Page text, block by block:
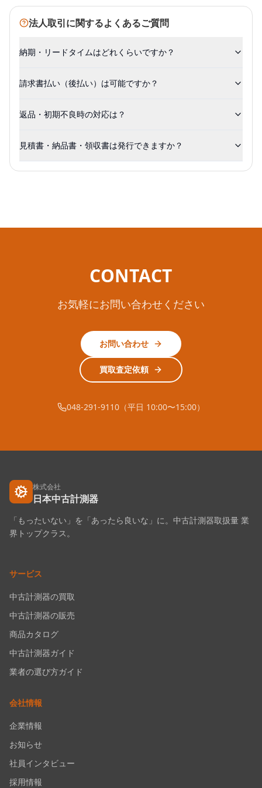
法人取引に関するよくあるご質問
納期・リードタイムはどれくらいですか？
請求書払い（後払い）は可能ですか？
返品・初期不良時の対応は？
見積書・納品書・領収書は発行できますか？
CONTACT
お気軽にお問い合わせください
お問い合わせ
買取査定依頼
048-291-9110（平日 10:00〜15:00）
株式会社
日本中古計測器
「もったいない」を「あったら良いな」に。中古計測器取扱量 業
界トップクラス。
サービス
中古計測器の買取
中古計測器の販売
商品カタログ
中古計測器ガイド
業者の選び方ガイド
会社情報
企業情報
お知らせ
社員インタビュー
採用情報